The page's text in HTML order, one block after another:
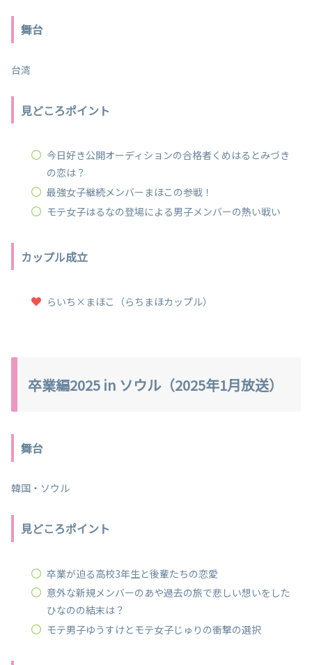
舞台
台湾
見どころポイント
今日好き公開オーディションの合格者くめはるとみづき
の恋は？
最強女子継続メンバーまほこの参戦！
モテ女子はるなの登場による男子メンバーの熱い戦い
カップル成立
らいち×まほこ（らちまほカップル）
卒業編2025 in ソウル（2025年1月放送）
舞台
韓国・ソウル
見どころポイント
卒業が迫る高校3年生と後輩たちの恋愛
意外な新規メンバーのあや過去の旅で悲しい想いをした
ひなのの結末は？
モテ男子ゆうすけとモテ女子じゅりの衝撃の選択